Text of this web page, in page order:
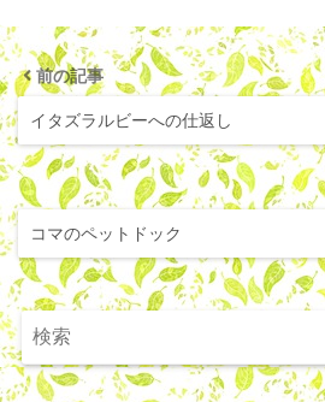
前の記事
イタズラルビーへの仕返し
コマのペットドック